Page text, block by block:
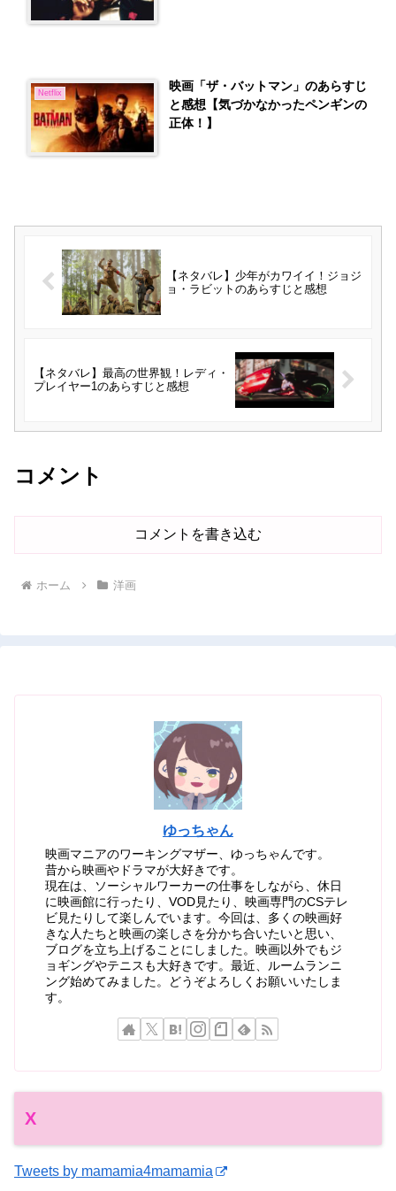
Netflix
映画「ザ・バットマン」のあらすじ
と感想【気づかなかったペンギンの
正体！】
【ネタバレ】少年がカワイイ！ジョジ
ョ・ラビットのあらすじと感想
【ネタバレ】最高の世界観！レディ・
プレイヤー1のあらすじと感想
コメント
コメントを書き込む
ホーム 洋画
ゆっちゃん
映画マニアのワーキングマザー、ゆっちゃんです。
昔から映画やドラマが大好きです。
現在は、ソーシャルワーカーの仕事をしながら、休日
に映画館に行ったり、VOD見たり、映画専門のCSテレ
ビ見たりして楽しんでいます。今回は、多くの映画好
きな人たちと映画の楽しさを分かち合いたいと思い、
ブログを立ち上げることにしました。映画以外でもジ
ョギングやテニスも大好きです。最近、ルームランニ
ング始めてみました。どうぞよろしくお願いいたしま
す。
X
Tweets by mamamia4mamamia